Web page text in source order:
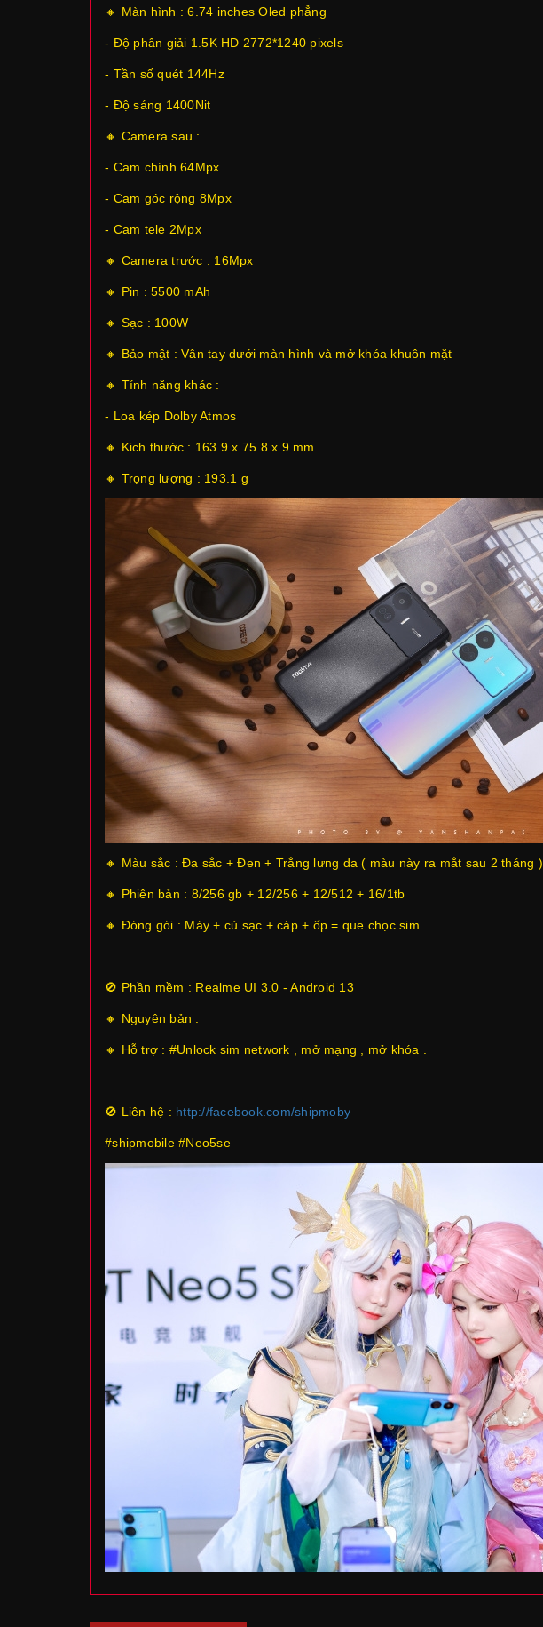
🔸 Màn hình : 6.74 inches Oled phẳng
- Độ phân giải 1.5K HD 2772*1240 pixels
- Tần số quét 144Hz
- Độ sáng 1400Nit
🔸 Camera sau :
- Cam chính 64Mpx
- Cam góc rộng 8Mpx
- Cam tele 2Mpx
🔸 Camera trước : 16Mpx
🔸 Pin : 5500 mAh
🔸 Sạc : 100W
🔸 Bảo mật : Vân tay dưới màn hình và mở khóa khuôn mặt
🔸 Tính năng khác :
- Loa kép Dolby Atmos
🔸 Kich thước : 163.9 x 75.8 x 9 mm
🔸 Trọng lượng : 193.1 g
🔸 Màu sắc : Đa sắc + Đen + Trắng lưng da ( màu này ra mắt sau 2 tháng )
🔸 Phiên bản : 8/256 gb + 12/256 + 12/512 + 16/1tb
🔸 Đóng gói : Máy + củ sạc + cáp + ốp = que chọc sim
🚫 Phần mềm : Realme UI 3.0 - Android 13
🔸 Nguyên bản :
🔸 Hỗ trợ : #Unlock sim network , mở mạng , mở khóa .
🚫 Liên hệ : http://facebook.com/shipmoby
#shipmobile #Neo5se